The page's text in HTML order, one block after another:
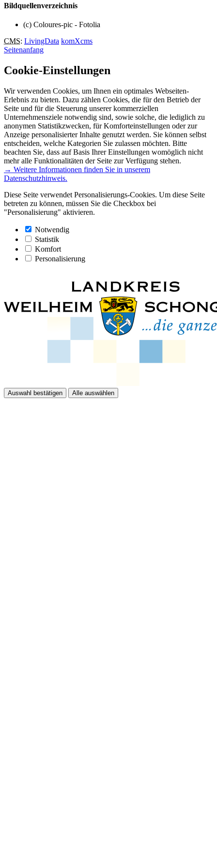
Bildquellenverzeichnis
(c) Coloures-pic - Fotolia
CMS: LivingData komXcms
Seitenanfang
Cookie-Einstellungen
Wir verwenden Cookies, um Ihnen ein optimales Webseiten-
Erlebnis zu bieten. Dazu zählen Cookies, die für den Betrieb der
Seite und für die Steuerung unserer kommerziellen
Unternehmensziele notwendig sind, sowie solche, die lediglich zu
anonymen Statistikzwecken, für Komforteinstellungen oder zur
Anzeige personalisierter Inhalte genutzt werden. Sie können selbst
entscheiden, welche Kategorien Sie zulassen möchten. Bitte
beachten Sie, dass auf Basis Ihrer Einstellungen womöglich nicht
mehr alle Funktionalitäten der Seite zur Verfügung stehen.
→ Weitere Informationen finden Sie in unserem
Datenschutzhinweis.
Diese Seite verwendet Personalisierungs-Cookies. Um diese Seite
betreten zu können, müssen Sie die Checkbox bei
"Personalisierung" aktivieren.
Notwendig
Statistik
Komfort
Personalisierung
Auswahl bestätigen Alle auswählen